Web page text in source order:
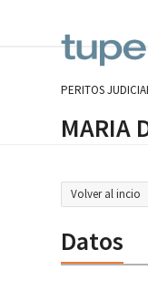
PERITOS
MARIA
Volver al incio
Datos